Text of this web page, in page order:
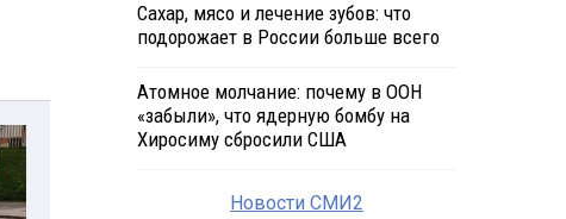
Сахар, мясо и лечение зубов: что
подорожает в России больше всего
Атомное молчание: почему в ООН
«забыли», что ядерную бомбу на
Хиросиму сбросили США
Новости СМИ2